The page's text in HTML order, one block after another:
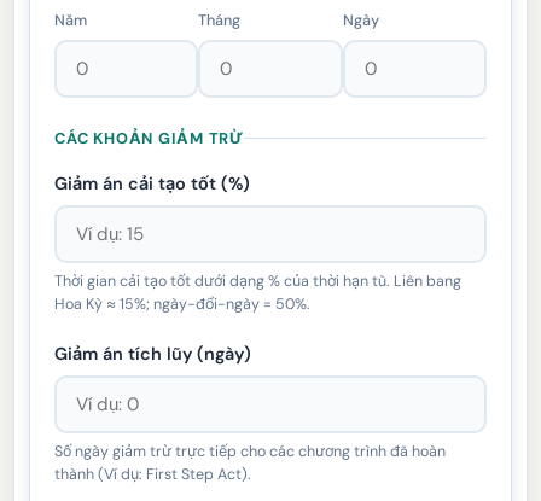
Năm Tháng Ngày
CÁC KHOẢN GIẢM TRỪ
Giảm án cải tạo tốt (%)
Thời gian cải tạo tốt dưới dạng % của thời hạn tù. Liên bang
Hoa Kỳ ≈ 15%; ngày-đổi-ngày = 50%.
Giảm án tích lũy (ngày)
Số ngày giảm trừ trực tiếp cho các chương trình đã hoàn
thành (Ví dụ: First Step Act).